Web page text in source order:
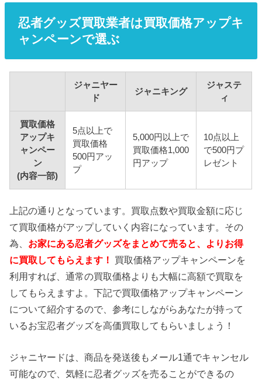
忍者グッズ買取業者は買取価格アップキ
ャンペーンで選ぶ
ジャニヤー
ド
ジャニキング
ジャステ
ィ
買取価格
アップキ
ャンペー
ン
(内容一部)
5点以上で
買取価格
500円アッ
プ
5,000円以上で
買取価格1,000
円アップ
10点以上
で500円プ
レゼント
上記の通りとなっています。買取点数や買取金額に応じ
て買取価格がアップしていく内容になっています。その
為、 お家にある忍者グッズをまとめて売ると、よりお得
に買取してもらえます！
買取価格アップキャンペーンを
利用すれば、通常の買取価格よりも大幅に高額で買取を
してもらえますよ。下記で買取価格アップキャンペーン
について紹介するので、参考にしながらあなたが持って
いるお宝忍者グッズを高価買取してもらいましょう！
ジャニヤードは、商品を発送後もメール1通でキャンセル
可能なので、気軽に忍者グッズを売ることができるの